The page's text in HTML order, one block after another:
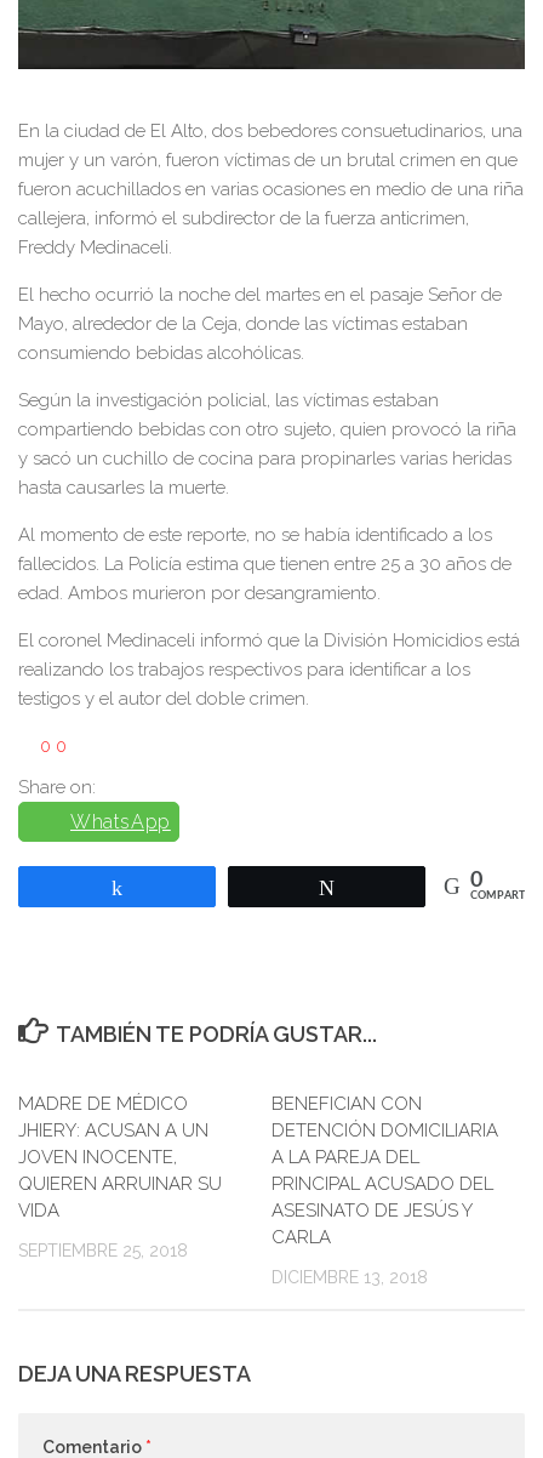
En la ciudad de El Alto, dos bebedores consuetudinarios, una
mujer y un varón, fueron víctimas de un brutal crimen en que
fueron acuchillados en varias ocasiones en medio de una riña
callejera, informó el subdirector de la fuerza anticrimen,
Freddy Medinaceli.
El hecho ocurrió la noche del martes en el pasaje Señor de
Mayo, alrededor de la Ceja, donde las víctimas estaban
consumiendo bebidas alcohólicas.
Según la investigación policial, las víctimas estaban
compartiendo bebidas con otro sujeto, quien provocó la riña
y sacó un cuchillo de cocina para propinarles varias heridas
hasta causarles la muerte.
Al momento de este reporte, no se había identificado a los
fallecidos. La Policía estima que tienen entre 25 a 30 años de
edad. Ambos murieron por desangramiento.
El coronel Medinaceli informó que la División Homicidios está
realizando los trabajos respectivos para identificar a los
testigos y el autor del doble crimen.
0 0
Share on:
WhatsApp
0
COMPARTIR
TAMBIÉN TE PODRÍA GUSTAR...
MADRE DE MÉDICO
JHIERY: ACUSAN A UN
JOVEN INOCENTE,
QUIEREN ARRUINAR SU
VIDA
SEPTIEMBRE 25, 2018
BENEFICIAN CON
DETENCIÓN DOMICILIARIA
A LA PAREJA DEL
PRINCIPAL ACUSADO DEL
ASESINATO DE JESÚS Y
CARLA
DICIEMBRE 13, 2018
DEJA UNA RESPUESTA
Comentario *